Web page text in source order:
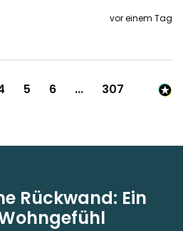
vor einem Tag
5 6 ... 307
Rückwand: Ein